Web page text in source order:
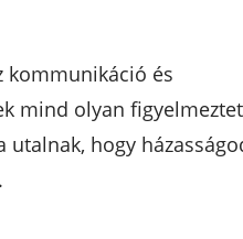
kommunikáció és
mind olyan
utalnak, hogy